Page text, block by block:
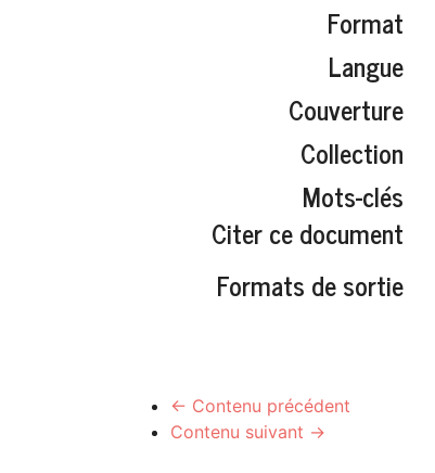
Format
Langue
Couverture
Collection
Mots-clés
Citer ce document
Formats de sortie
← Contenu précédent
Contenu suivant →